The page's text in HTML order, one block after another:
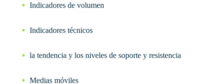
Indicadores de volumen
Indicadores técnicos
la tendencia y los niveles de soporte y resistencia
Medias móviles